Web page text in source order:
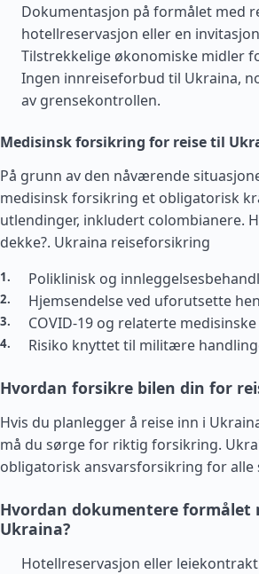
Dokumentasjon på formålet med
hotellreservasjon eller en
Tilstrekkelige økonomiske midler
Ingen innreiseforbud til Ukraina,
av grensekontrollen.
Medisinsk forsikring for reise til
På grunn av den nåværende
medisinsk forsikring et obligatorisk
utlendinger, inkludert colombianere.
dekke?. Ukraina reiseforsikring
Poliklinisk og
Hjemsendelse ved uforutsette
COVID-19 og relaterte
Risiko knyttet til militære
Hvordan forsikre bilen din for
Hvis du planlegger å reise inn i
må du sørge for riktig forsikring.
obligatorisk ansvarsforsikring for alle
Hvordan dokumentere formålet
Ukraina?
Hotellreservasjon eller